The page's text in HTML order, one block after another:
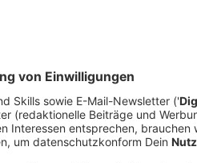
Festivalverwandelt am
wenn das Event seine
die Besucher ein buntes Line-